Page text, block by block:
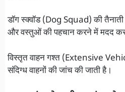
डॉग स्क्वॉड (Dog Squad) की तैनाती
और वस्तुओं की पहचान करने में मदद
विस्तृत वाहन गश्त (Extensive
संदिग्ध वाहनों की जांच की जाती है।